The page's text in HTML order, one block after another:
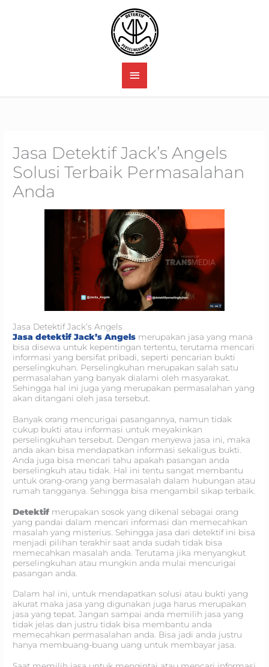
MAIN
Jasa Detektif Jack’s Angels
Solusi Terbaik Permasalahan
Anda
Jasa Detektif Jack’s Angels
Jasa detektif Jack’s Angels merupakan jasa yang mana
bisa disewa untuk kepentingan tertentu, terutama mencari
informasi yang bersifat pribadi, seperti pencarian bukti
perselingkuhan. Perselingkuhan merupakan salah satu
permasalahan yang banyak dialami oleh masyarakat.
Sehingga hal ini juga yang merupakan permasalahan yang
akan ditangani oleh jasa tersebut.
Banyak orang mencurigai pasangannya, namun tidak
cukup bukti atau informasi untuk meyakinkan
perselingkuhan tersebut. Dengan menyewa jasa ini, maka
anda akan bisa mendapatkan informasi sekaligus bukti.
Anda juga bisa mencari tahu apakah pasangan anda
berselingkuh atau tidak. Hal ini tentu sangat membantu
untuk orang-orang yang bermasalah dalam hubungan atau
rumah tangganya. Sehingga bisa mengambil sikap terbaik.
Detektif merupakan sosok yang dikenal sebagai orang
yang pandai dalam mencari informasi dan memecahkan
masalah yang misterius. Sehingga jasa dari detektif ini bisa
menjadi pilihan terakhir saat anda sudah tidak bisa
memecahkan masalah anda. Terutama jika menyangkut
perselingkuhan atau mungkin anda mulai mencurigai
pasangan anda.
Dalam hal ini, untuk mendapatkan solusi atau bukti yang
akurat maka jasa yang digunakan juga harus merupakan
jasa yang tepat. Jangan sampai anda memilih jasa yang
tidak jelas dan justru tidak bisa membantu anda
memecahkan permasalahan anda. Bisa jadi anda justru
hanya membuang-buang uang untuk membayar jasa.